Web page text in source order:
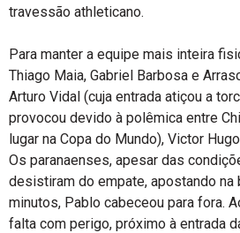
travessão athleticano.
Para manter a equipe mais inteira
Thiago Maia, Gabriel Barbosa e
Arturo Vidal (cuja entrada atiçou a
provocou devido à polêmica entre
lugar na Copa do Mundo), Victor
Os paranaenses, apesar das
desistiram do empate, apostando na
minutos, Pablo cabeceou para fora.
falta com perigo, próximo à entrada